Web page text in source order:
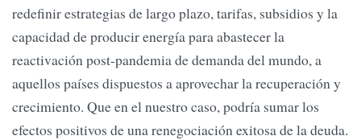
redefinir estrategias de largo plazo, tarifas, subsidios y la
capacidad de producir energía para abastecer la
reactivación post-pandemia de demanda del mundo, a
aquellos países dispuestos a aprovechar la recuperación y
crecimiento. Que en el nuestro caso, podría sumar los
efectos positivos de una renegociación exitosa de la deuda.